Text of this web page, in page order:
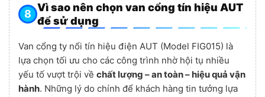
Vì sao nên chọn van cổng tín hiệu AUT
để sử dụng
Van cổng ty nổi tín hiệu điện AUT (Model FIG015) là
lựa chọn tối ưu cho các công trình nhờ hội tụ nhiều
yếu tố vượt trội về chất lượng – an toàn – hiệu quả vận
hành. Những lý do chính để khách hàng tin tưởng lựa